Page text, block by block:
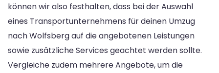
können wir also festhalten, dass bei der Auswahl
eines Transportunternehmens für deinen Umzug
nach Wolfsberg auf die angebotenen Leistungen
sowie zusätzliche Services geachtet werden sollte.
Vergleiche zudem mehrere Angebote, um die